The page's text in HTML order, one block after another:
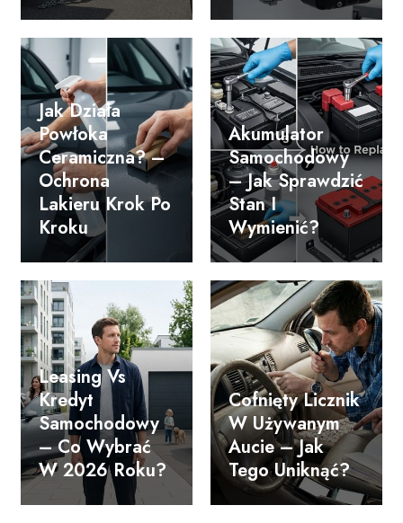
Jak Działa
Powłoka
Ceramiczna? –
Ochrona
Lakieru Krok Po
Kroku
Akumulator
Samochodowy
– Jak Sprawdzić
Stan I
Wymienić?
Leasing Vs
Kredyt
Samochodowy
– Co Wybrać
W 2026 Roku?
Cofnięty Licznik
W Używanym
Aucie – Jak
Tego Uniknąć?